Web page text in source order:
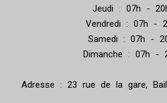
Jeudi : 07h -
Vendredi : 07h -
Samedi : 07h -
Dimanche : 07h -
Adresse : 23 rue de la gare,